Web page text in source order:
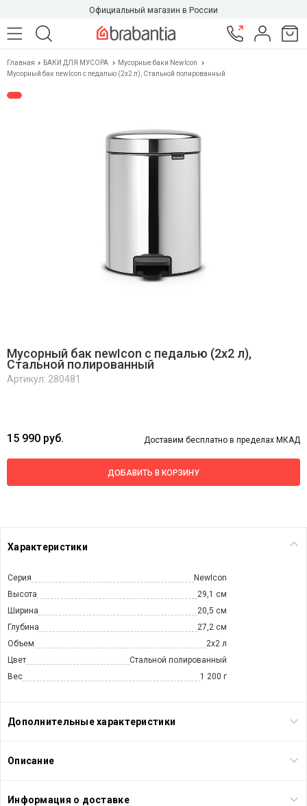
Официальный магазин в России
Главная БАКИ ДЛЯ МУСОРА
Мусорные баки NewIcon
Мусорный бак newIcon с педалью (2x2 л), Стальной полированный
Мусорный бак newIcon с педалью (2x2 л),
Стальной полированный
Артикул: 280481
15 990 руб. Доставим бесплатно в пределах МКАД
ДОБАВИТЬ В КОРЗИНУ
Характеристики
Серия
NewIcon
Высота
29,1 см
Ширина
20,5 см
Глубина
27,2 см
Объем
2х2 л
Цвет
Стальной полированный
Вес
1 200 г
Дополнительные характеристики
Описание
Информация о доставке